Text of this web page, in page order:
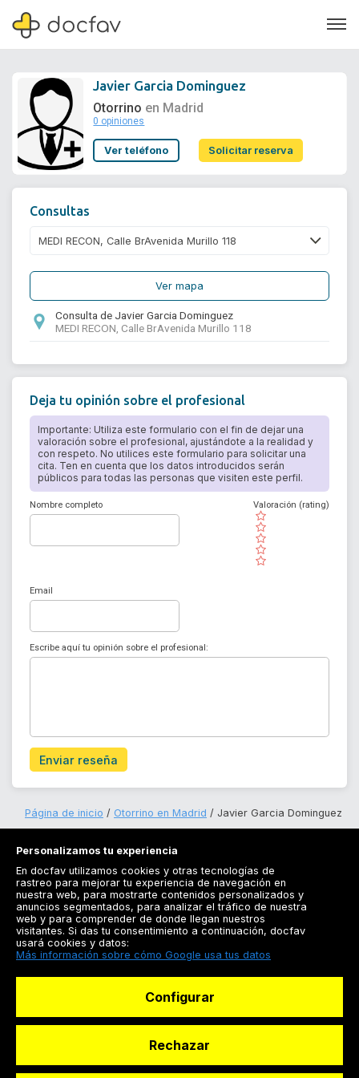
Soporte
Javier Garcia Dominguez
Otorrino en Madrid
0 opiniones
Ver teléfono Solicitar reserva
Consultas
Ver mapa
Consulta de Javier Garcia Dominguez
MEDI RECON, Calle BrAvenida Murillo 118
Deja tu opinión sobre el profesional
Importante: Utiliza este formulario con el fin de dejar una
valoración sobre el profesional, ajustándote a la realidad y
con respeto. No utilices este formulario para solicitar una
cita. Ten en cuenta que los datos introducidos serán
públicos para todas las personas que visiten este perfil.
Nombre completo
( )
( )
( )
( )
( )
Valoración (rating)
Email
Escribe aquí tu opinión sobre el profesional:
Enviar reseña
Página de inicio Otorrino en Madrid Javier Garcia Dominguez
Registrarse
Docfav
Personalizamos tu experiencia
En docfav utilizamos cookies y otras tecnologías de
rastreo para mejorar tu experiencia de navegación en
nuestra web, para mostrarte contenidos personalizados y
anuncios segmentados, para analizar el tráfico de nuestra
web y para comprender de donde llegan nuestros
visitantes. Si das tu consentimiento a continuación, docfav
usará cookies y datos:
Más información sobre cómo Google usa tus datos
Configurar
Rechazar